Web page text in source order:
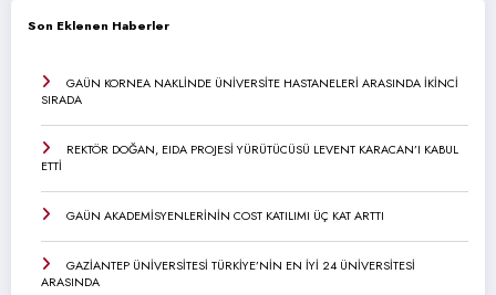
Son Eklenen Haberler
GAÜN KORNEA NAKLİNDE ÜNİVERSİTE HASTANELERİ ARASINDA İKİNCİ
SIRADA
REKTÖR DOĞAN, EIDA PROJESİ YÜRÜTÜCÜSÜ LEVENT KARACAN’I KABUL
ETTİ
GAÜN AKADEMİSYENLERİNİN COST KATILIMI ÜÇ KAT ARTTI
GAZİANTEP ÜNİVERSİTESİ TÜRKİYE’NİN EN İYİ 24 ÜNİVERSİTESİ
ARASINDA